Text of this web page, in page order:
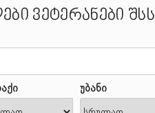
ვეტერანები შსს
უბანი